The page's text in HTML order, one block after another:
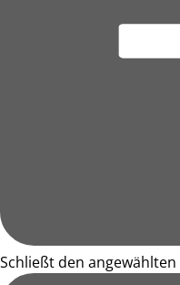
Schließt den